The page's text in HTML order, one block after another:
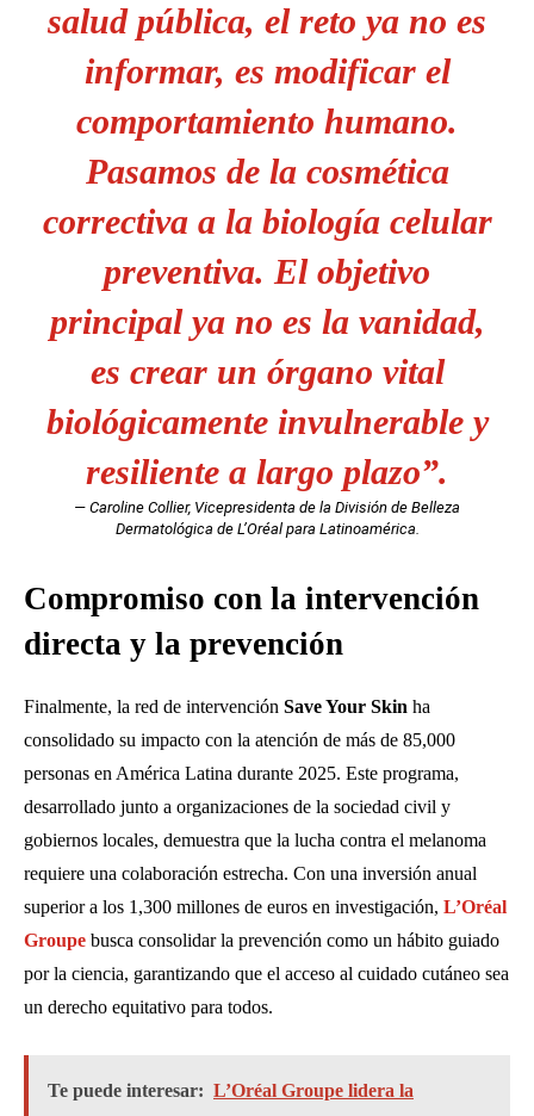
salud pública, el reto ya no es
informar, es modificar el
comportamiento humano.
Pasamos de la cosmética
correctiva a la biología celular
preventiva. El objetivo
principal ya no es la vanidad,
es crear un órgano vital
biológicamente invulnerable y
resiliente a largo plazo”.
— Caroline Collier, Vicepresidenta de la División de Belleza
Dermatológica de L’Oréal para Latinoamérica.
Compromiso con la intervención
directa y la prevención
Finalmente, la red de intervención Save Your Skin ha
consolidado su impacto con la atención de más de 85,000
personas en América Latina durante 2025. Este programa,
desarrollado junto a organizaciones de la sociedad civil y
gobiernos locales, demuestra que la lucha contra el melanoma
requiere una colaboración estrecha. Con una inversión anual
superior a los 1,300 millones de euros en investigación, L’Oréal
Groupe busca consolidar la prevención como un hábito guiado
por la ciencia, garantizando que el acceso al cuidado cutáneo sea
un derecho equitativo para todos.
Te puede interesar: L’Oréal Groupe lidera la